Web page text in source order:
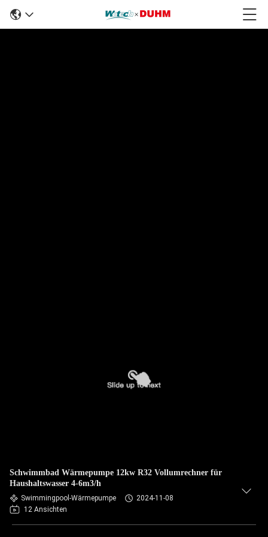
Schwimmbad Wärmepumpe 12kw R32 Vollumrechner für
Haushaltswasser 4-6m3/h
Swimmingpool-Wärmepumpe
2024-11-08
12 Ansichten